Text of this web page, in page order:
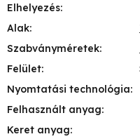
Elhelyezés:
Alak:
Szabványméretek:
Felület:
Nyomtatási technológia:
Felhasznált anyag:
Keret anyag: